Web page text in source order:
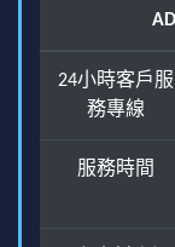
24小時客戶服
務專線
服務時間